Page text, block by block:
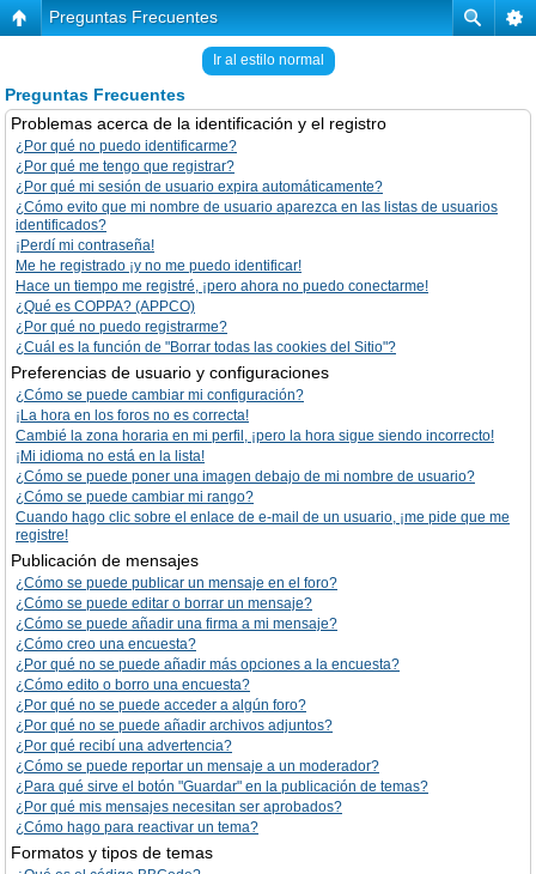
Preguntas Frecuentes
Ir al estilo normal
Preguntas Frecuentes
Problemas acerca de la identificación y el registro
¿Por qué no puedo identificarme?
¿Por qué me tengo que registrar?
¿Por qué mi sesión de usuario expira automáticamente?
¿Cómo evito que mi nombre de usuario aparezca en las listas de usuarios
identificados?
¡Perdí mi contraseña!
Me he registrado ¡y no me puedo identificar!
Hace un tiempo me registré, ¡pero ahora no puedo conectarme!
¿Qué es COPPA? (APPCO)
¿Por qué no puedo registrarme?
¿Cuál es la función de "Borrar todas las cookies del Sitio"?
Preferencias de usuario y configuraciones
¿Cómo se puede cambiar mi configuración?
¡La hora en los foros no es correcta!
Cambié la zona horaria en mi perfil, ¡pero la hora sigue siendo incorrecto!
¡Mi idioma no está en la lista!
¿Cómo se puede poner una imagen debajo de mi nombre de usuario?
¿Cómo se puede cambiar mi rango?
Cuando hago clic sobre el enlace de e-mail de un usuario, ¡me pide que me
registre!
Publicación de mensajes
¿Cómo se puede publicar un mensaje en el foro?
¿Cómo se puede editar o borrar un mensaje?
¿Cómo se puede añadir una firma a mi mensaje?
¿Cómo creo una encuesta?
¿Por qué no se puede añadir más opciones a la encuesta?
¿Cómo edito o borro una encuesta?
¿Por qué no se puede acceder a algún foro?
¿Por qué no se puede añadir archivos adjuntos?
¿Por qué recibí una advertencia?
¿Cómo se puede reportar un mensaje a un moderador?
¿Para qué sirve el botón "Guardar" en la publicación de temas?
¿Por qué mis mensajes necesitan ser aprobados?
¿Cómo hago para reactivar un tema?
Formatos y tipos de temas